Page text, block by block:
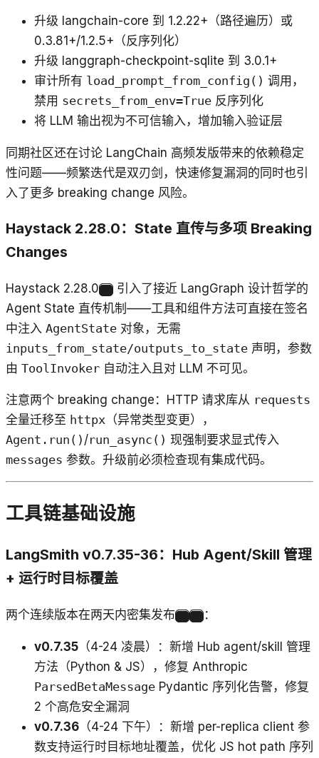
升级 langchain-core 到 1.2.22+（路径遍历）或
0.3.81+/1.2.5+（反序列化）
升级 langgraph-checkpoint-sqlite 到 3.0.1+
审计所有 load_prompt_from_config() 调用，
禁用 secrets_from_env=True 反序列化
将 LLM 输出视为不可信输入，增加输入验证层
同期社区还在讨论 LangChain 高频发版带来的依赖稳定
性问题——频繁迭代是双刃剑，快速修复漏洞的同时也引
入了更多 breaking change 风险。
Haystack 2.28.0：State 直传与多项 Breaking
Changes
Haystack 2.28.0
引入了接近 LangGraph 设计哲学的
Agent State 直传机制——工具和组件方法可直接在签名
中注入 AgentState 对象，无需
inputs_from_state/outputs_to_state 声明，参数
由 ToolInvoker 自动注入且对 LLM 不可见。
注意两个 breaking change：HTTP 请求库从 requests
全量迁移至 httpx （异常类型变更），
Agent.run() /run_async() 现强制要求显式传入
messages 参数。升级前必须检查现有集成代码。
工具链基础设施
LangSmith v0.7.35-36：Hub Agent/Skill 管理
+ 运行时目标覆盖
两个连续版本在两天内密集发布 ：
v0.7.35 （4-24 凌晨）：新增 Hub agent/skill 管理
方法（Python & JS），修复 Anthropic
ParsedBetaMessage Pydantic 序列化告警，修复
2 个高危安全漏洞
v0.7.36 （4-24 下午）：新增 per-replica client 参
数支持运行时目标地址覆盖，优化 JS hot path 序列